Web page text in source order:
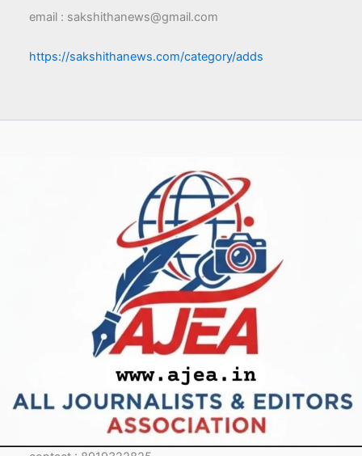
email : sakshithanews@gmail.com
https://sakshithanews.com/category/adds